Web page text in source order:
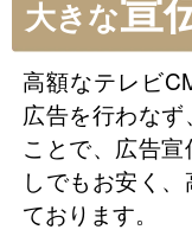
大きな
高額なテレビ
広告を行わな
ことで、広告
しでもお安く
ております。